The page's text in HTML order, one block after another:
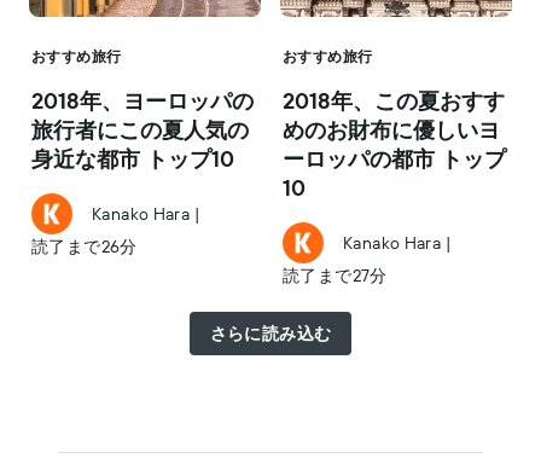
おすすめ旅行
2018年、ヨーロッパの
旅行者にこの夏人気の
身近な都市 トップ10
Kanako Hara |
読了まで26分
おすすめ旅行
2018年、この夏おすす
めのお財布に優しいヨ
ーロッパの都市 トップ
10
Kanako Hara |
読了まで27分
さらに読み込む